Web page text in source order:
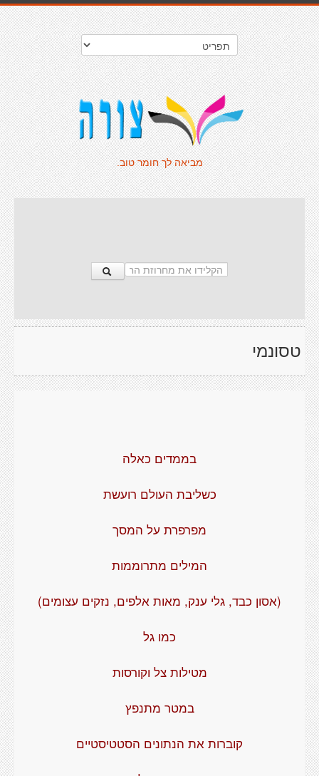
מביאה לך חומר טוב.
טסונמי
בממדים כאלה
כשליבת העולם רועשת
מפרפרת על המסך
המילים מתרוממות
(אסון כבד, גלי ענק, מאות אלפים, נזקים עצומים)
כמו גל
מטילות צל וקורסות
במטר מתנפץ
קוברות את הנתונים הסטטיסטיים